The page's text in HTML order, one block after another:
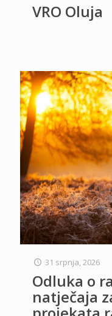
VRO Oluja
31 srpnja, 2026
Odluka o
natječaja